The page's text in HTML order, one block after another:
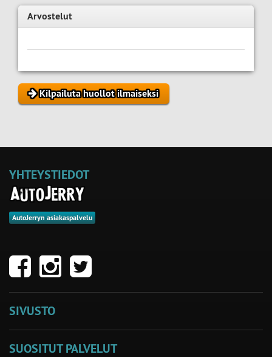
Arvostelut
Kilpailuta huollot ilmaiseksi
YHTEYSTIEDOT
AutoJerryn asiakaspalvelu
SIVUSTO
SUOSITUT PALVELUT